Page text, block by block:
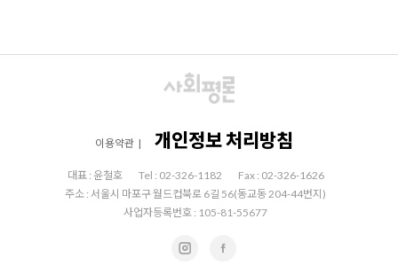
이용약관 | 개인정보 처리방침
대표 : 윤철호 Tel : 02-326-1182
Fax : 02-326-1626
주소 : 서울시 마포구 월드컵북로 6길 56(동교동 204-44번지)
사업자등록번호 : 105-81-55677